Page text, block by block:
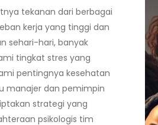
tekanan dari berbagai
kerja yang tinggi dan
sehari-hari, banyak
tingkat stres yang
pentingnya kesehatan
manajer dan pemimpin
strategi yang
psikologis tim